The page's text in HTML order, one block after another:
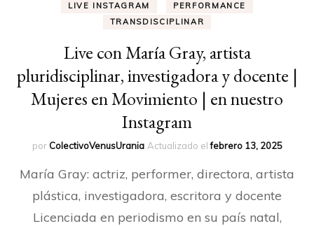
LIVE INSTAGRAM
PERFORMANCE
TRANSDISCIPLINAR
Live con María Gray, artista
pluridisciplinar, investigadora y docente |
Mujeres en Movimiento | en nuestro
Instagram
porColectivoVenusUrania Actualizado elfebrero 13, 2025
María Gray: actriz, performer, directora, artista
plástica, investigadora, escritora y docente
Licenciada en periodismo en su país natal,